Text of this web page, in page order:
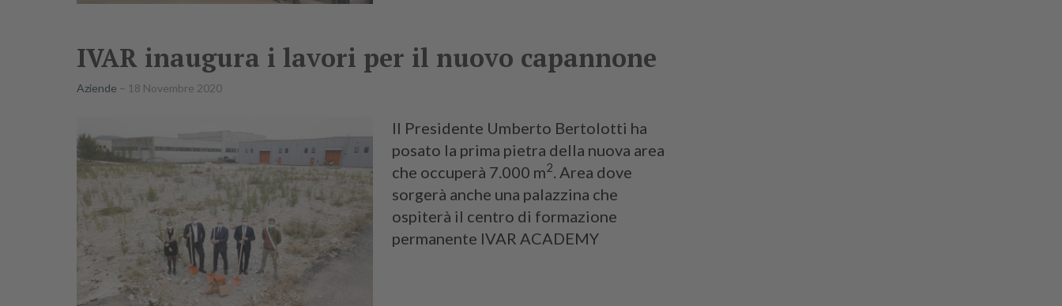
IVAR inaugura i lavori per il nuovo capannone
Aziende 18 Novembre 2020
Il Presidente Umberto Bertolotti ha
posato la prima pietra della nuova area
che occuperà 7.000 m2 . Area dove
sorgerà anche una palazzina che
ospiterà il centro di formazione
permanente IVAR ACADEMY